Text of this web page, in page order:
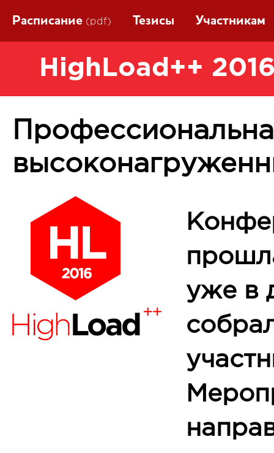
Расписание (pdf) Тезисы Участникам
HighLoad++
уже в